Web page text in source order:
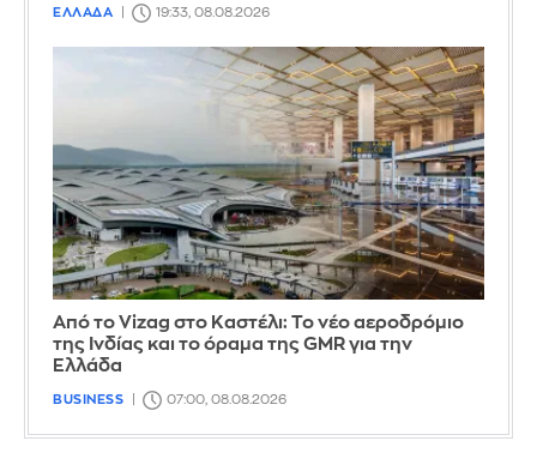
ΕΛΛΑΔΑ 19:33, 08.08.2026
Από το Vizag στο Καστέλι: Το νέο αεροδρόμιο
της Ινδίας και το όραμα της GMR για την
Ελλάδα
BUSINESS 07:00, 08.08.2026